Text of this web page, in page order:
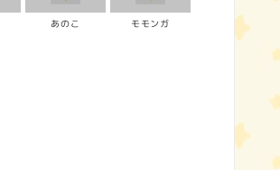
あのこ モモンガ